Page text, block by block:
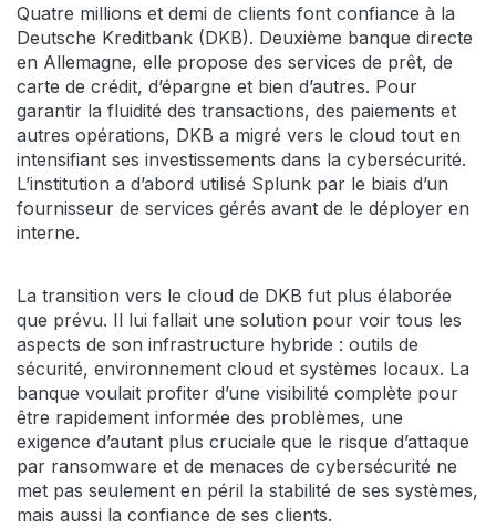
Quatre millions et demi de clients font confiance à la
Deutsche Kreditbank (DKB). Deuxième banque directe
en Allemagne, elle propose des services de prêt, de
carte de crédit, d’épargne et bien d’autres. Pour
garantir la fluidité des transactions, des paiements et
autres opérations, DKB a migré vers le cloud tout en
intensifiant ses investissements dans la cybersécurité.
L’institution a d’abord utilisé Splunk par le biais d’un
fournisseur de services gérés avant de le déployer en
interne.
La transition vers le cloud de DKB fut plus élaborée
que prévu. Il lui fallait une solution pour voir tous les
aspects de son infrastructure hybride : outils de
sécurité, environnement cloud et systèmes locaux. La
banque voulait profiter d’une visibilité complète pour
être rapidement informée des problèmes, une
exigence d’autant plus cruciale que le risque d’attaque
par ransomware et de menaces de cybersécurité ne
met pas seulement en péril la stabilité de ses systèmes,
mais aussi la confiance de ses clients.